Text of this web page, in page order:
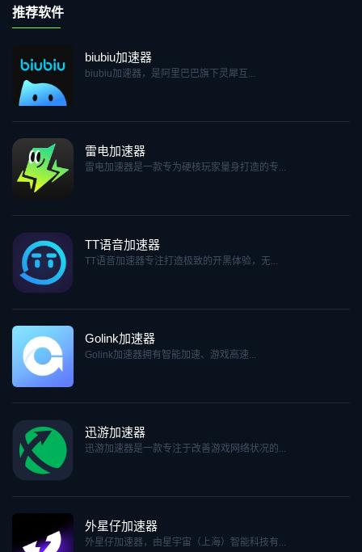
推荐软件
biubiu加速器
biubiu加速器，是阿里巴巴旗下灵犀互...
雷电加速器
雷电加速器是一款专为硬核玩家量身打造的专...
TT语音加速器
TT语音加速器专注打造极致的开黑体验，无...
Golink加速器
Golink加速器拥有智能加速、游戏高速...
迅游加速器
迅游加速器是一款专注于改善游戏网络状况的...
外星仔加速器
外星仔加速器，由星宇宙（上海）智能科技有...